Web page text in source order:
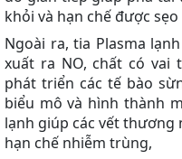
khỏi và hạn chế được sẹo
Ngoài ra, tia Plasma
xuất ra NO, chất có
phát triển các tế bào
biểu mô và hình thành
lạnh giúp các vết thương
hạn chế nhiễm trùng,